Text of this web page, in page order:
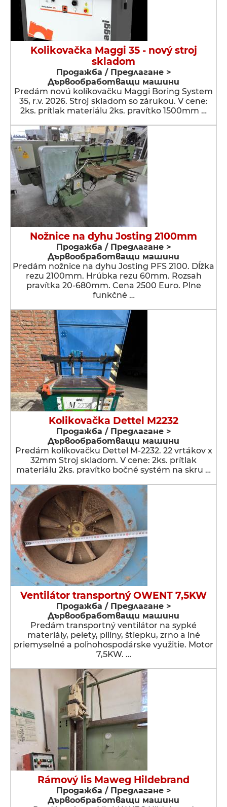
Kolikovačka Maggi 35 - nový stroj
skladom
Продажба / Предлагане >
Дървообработващи машини
Predám novú kolíkovačku Maggi Boring System
35, r.v. 2026. Stroj skladom so zárukou. V cene:
2ks. prítlak materiálu 2ks. pravítko 1500mm …
Nožnice na dyhu Josting 2100mm
Продажба / Предлагане >
Дървообработващи машини
Predám nožnice na dyhu Josting PFS 2100. Dĺžka
rezu 2100mm. Hrúbka rezu 60mm. Rozsah
pravítka 20-680mm. Cena 2500 Euro. Plne
funkčné …
Kolikovačka Dettel M2232
Продажба / Предлагане >
Дървообработващи машини
Predám kolíkovačku Dettel M-2232. 22 vrtákov x
32mm Stroj skladom. V cene: 2ks. prítlak
materiálu 2ks. pravítko bočné systém na skru …
Ventilátor transportný OWENT 7,5KW
Продажба / Предлагане >
Дървообработващи машини
Predám transportný ventilátor na sypké
materiály, pelety, piliny, štiepku, zrno a iné
priemyselné a poľnohospodárske využitie. Motor
7,5KW. …
Rámový lis Maweg Hildebrand
Продажба / Предлагане >
Дървообработващи машини